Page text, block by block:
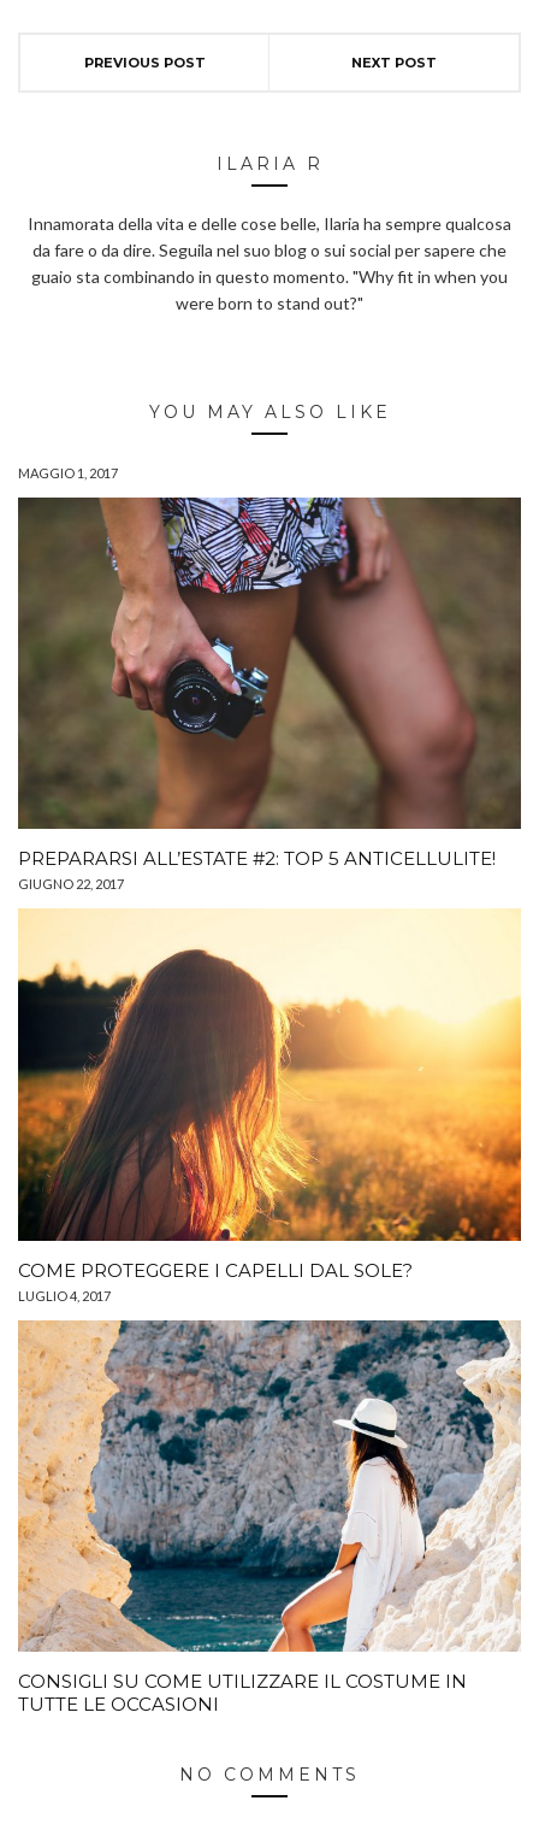
PREVIOUS POST NEXT POST
ILARIA R
Innamorata della vita e delle cose belle, Ilaria ha sempre qualcosa
da fare o da dire. Seguila nel suo blog o sui social per sapere che
guaio sta combinando in questo momento. "Why fit in when you
were born to stand out?"
YOU MAY ALSO LIKE
MAGGIO 1, 2017
PREPARARSI ALL’ESTATE #2: TOP 5 ANTICELLULITE!
GIUGNO 22, 2017
COME PROTEGGERE I CAPELLI DAL SOLE?
LUGLIO 4, 2017
CONSIGLI SU COME UTILIZZARE IL COSTUME IN
TUTTE LE OCCASIONI
NO COMMENTS